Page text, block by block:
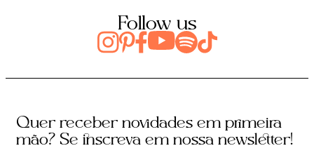
Follow us
Quer receber novidades em primeira
mão? Se inscreva em nossa newsletter!